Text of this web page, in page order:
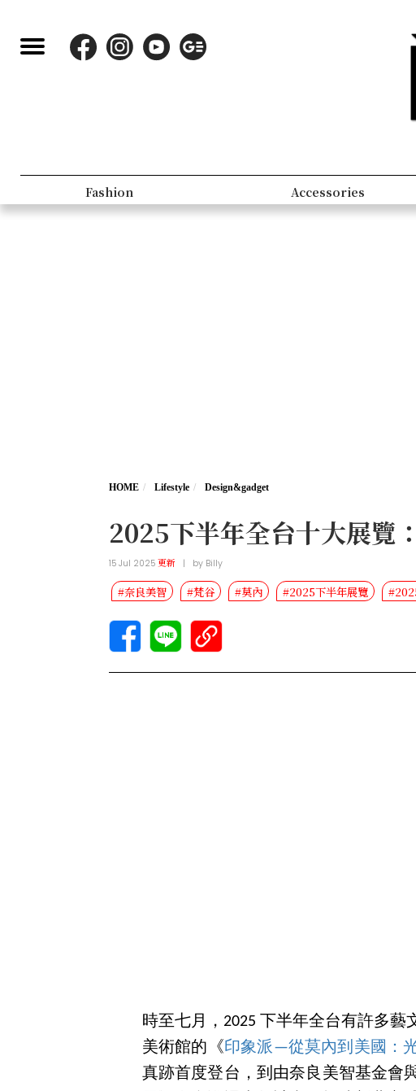
Fashion Accessories
HOME Lifestyle Design&gadget
2025下半年全台十大展覽
15 Jul 2025更新 | by Billy
#奈良美智 #梵谷 #莫內 #2025下半年展覽
時至七月，2025 下半年全台有許多
美術館的《印象派—從莫內到美國：
真跡首度登台，到由奈良美智基金會